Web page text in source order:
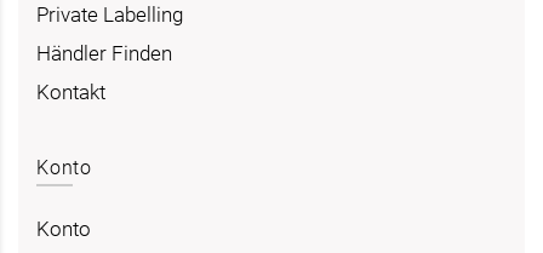
Private Labelling
Händler Finden
Kontakt
Konto
Konto